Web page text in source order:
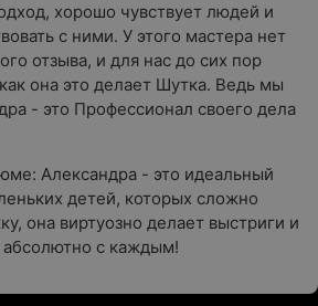
хорошо чувствует людей и
с ними. У этого мастера нет
отзыва, и для нас до сих пор
она это делает Шутка. Ведь мы
- это Профессионал своего дела
Александра - это идеальный
детей, которых сложно
она виртуозно делает выстриги и
с каждым!